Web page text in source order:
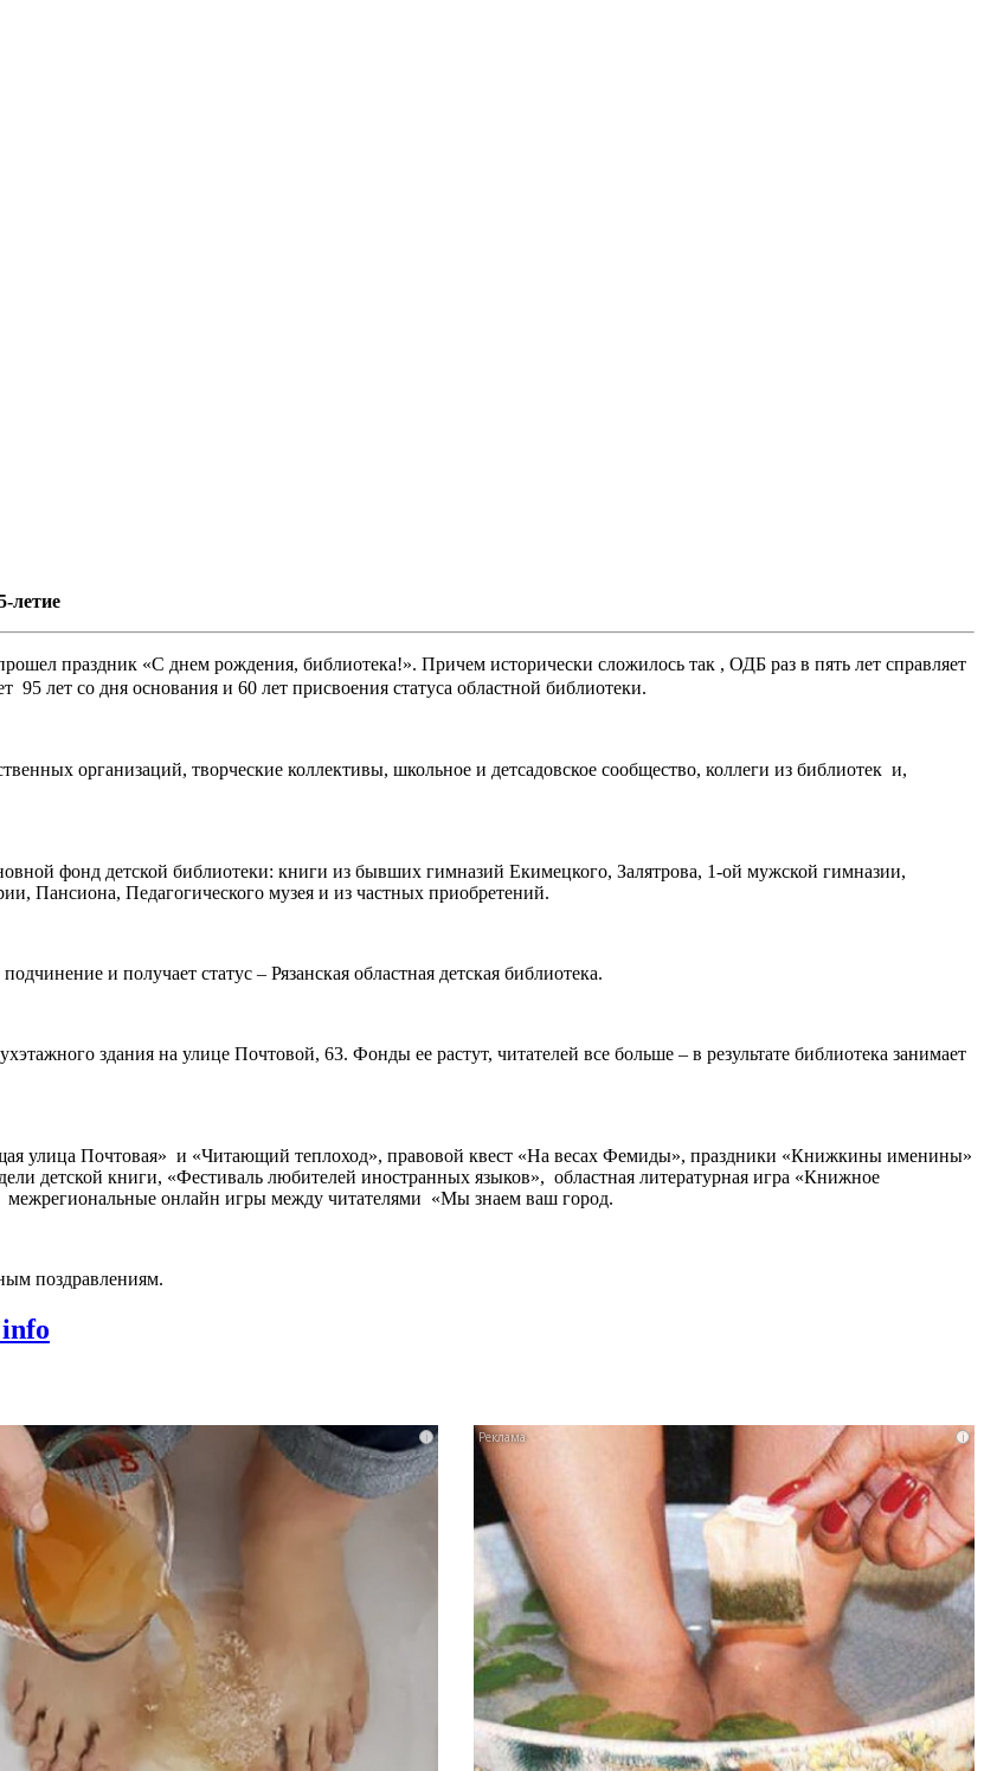
летие
праздник «С днем рождения, библиотека!». Причем исторически сложилось так , ОДБ раз в пять лет справляет
лет со дня основания и 60 лет присвоения статуса областной библиотеки.
организаций, творческие коллективы, школьное и детсадовское сообщество, коллеги из библиотек и,
фонд детской библиотеки: книги из бывших гимназий Екимецкого, Залятрова, 1-ой мужской гимназии,
Пансиона, Педагогического музея и из частных приобретений.
и получает статус – Рязанская областная детская библиотека.
здания на улице Почтовой, 63. Фонды ее растут, читателей все больше – в результате библиотека занимает
улица Почтовая» и «Читающий теплоход», правовой квест «На весах Фемиды», праздники «Книжкины именины»
детской книги, «Фестиваль любителей иностранных языков», областная литературная игра «Книжное
онлайн игры между читателями «Мы знаем ваш город.
поздравлениям.
i i